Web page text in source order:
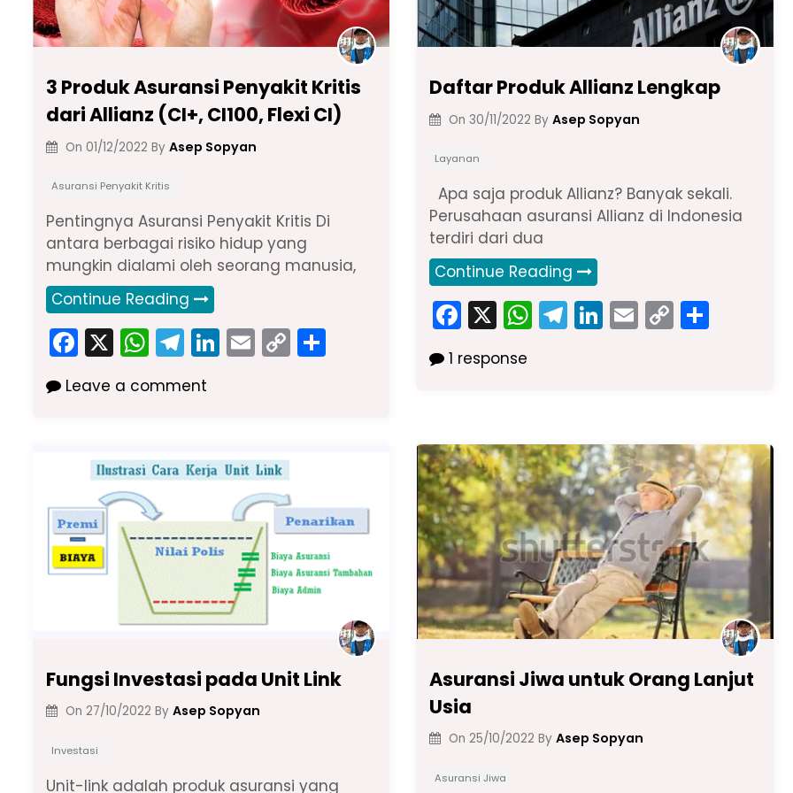
3 Produk Asuransi Penyakit Kritis
dari Allianz (CI+, CI100, Flexi CI)
On 01/12/2022 By Asep Sopyan
Asuransi Penyakit Kritis
Pentingnya Asuransi Penyakit Kritis Di
antara berbagai risiko hidup yang
mungkin dialami oleh seorang manusia,
Continue Reading
F
a
c
b
o
o
k
X W
h
a
A
p
p
T
el
e
a
m
Li
n
dI
n
E
m
C
o
k
Leave a comment
Daftar Produk Allianz Lengkap
On 30/11/2022 By Asep Sopyan
Layanan
Apa saja produk Allianz? Banyak sekali.
Perusahaan asuransi Allianz di Indonesia
terdiri dari dua
Continue Reading
F
a
c
o
o
k
X W
h
p
p
T
el
m
Li
n
n
E
m
C
o
n
k
1 response
Fungsi Investasi pada Unit Link
On 27/10/2022 By Asep Sopyan
Investasi
Unit-link adalah produk asuransi yang
Asuransi Jiwa untuk Orang Lanjut
Usia
On 25/10/2022 By Asep Sopyan
Asuransi Jiwa